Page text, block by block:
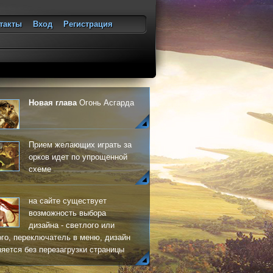
Вход
Регистрация
Новая главаОгонь Асгарда
Прием желающих играть за
орков идет по упрощенной
схеме
на сайте существует
возможность выбора
дизайна - светлого или
переключатель в меню, дизайн
без перезагрузки страницы